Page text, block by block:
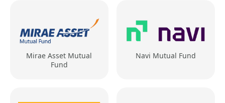
Mirae Asset Mutual
Fund
Navi Mutual Fund